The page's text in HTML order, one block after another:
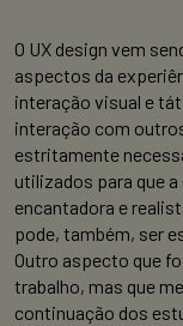
O UX design vem
aspectos da
interação visual e
interação com
estritamente
utilizados para que
encantadora e
pode, também, ser
Outro aspecto que
trabalho, mas que
continuação dos